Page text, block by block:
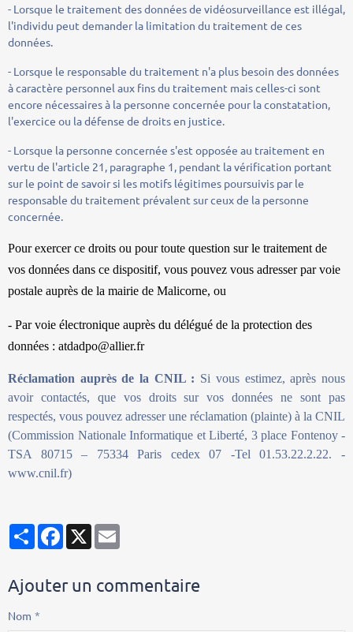
- Lorsque le traitement des données de vidéosurveillance est illégal,
l'individu peut demander la limitation du traitement de ces
données.
- Lorsque le responsable du traitement n'a plus besoin des données
à caractère personnel aux fins du traitement mais celles-ci sont
encore nécessaires à la personne concernée pour la constatation,
l'exercice ou la défense de droits en justice.
- Lorsque la personne concernée s'est opposée au traitement en
vertu de l'article 21, paragraphe 1, pendant la vérification portant
sur le point de savoir si les motifs légitimes poursuivis par le
responsable du traitement prévalent sur ceux de la personne
concernée.
Pour exercer ce droits ou pour toute question sur le traitement de
vos données dans ce dispositif, vous pouvez vous adresser par voie
postale auprès de la mairie de Malicorne, ou
- Par voie électronique auprès du délégué de la protection des
données : atdadpo@allier.fr
Réclamation auprès de la CNIL : Si vous estimez, après nous
avoir contactés, que vos droits sur vos données ne sont pas
respectés, vous pouvez adresser une réclamation (plainte) à la CNIL
(Commission Nationale Informatique et Liberté, 3 place Fontenoy -
TSA 80715 – 75334 Paris cedex 07 -Tel 01.53.22.2.22. -
www.cnil.fr)
PartagerFacebook
X
Ajouter un commentaire
Nom